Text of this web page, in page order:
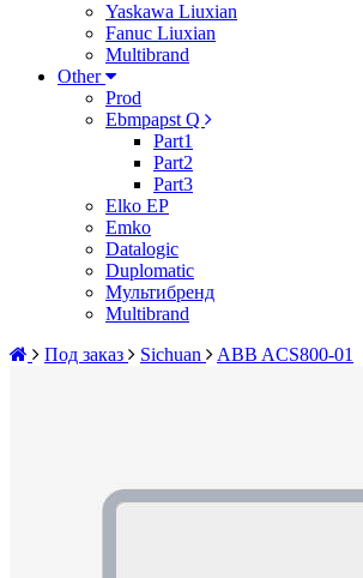
Yaskawa Liuxian
Fanuc Liuxian
Multibrand
Other
Prod
Ebmpapst Q
Part1
Part2
Part3
Elko EP
Emko
Datalogic
Duplomatic
Мультибренд
Multibrand
Под заказ
Sichuan ABB ACS800-01